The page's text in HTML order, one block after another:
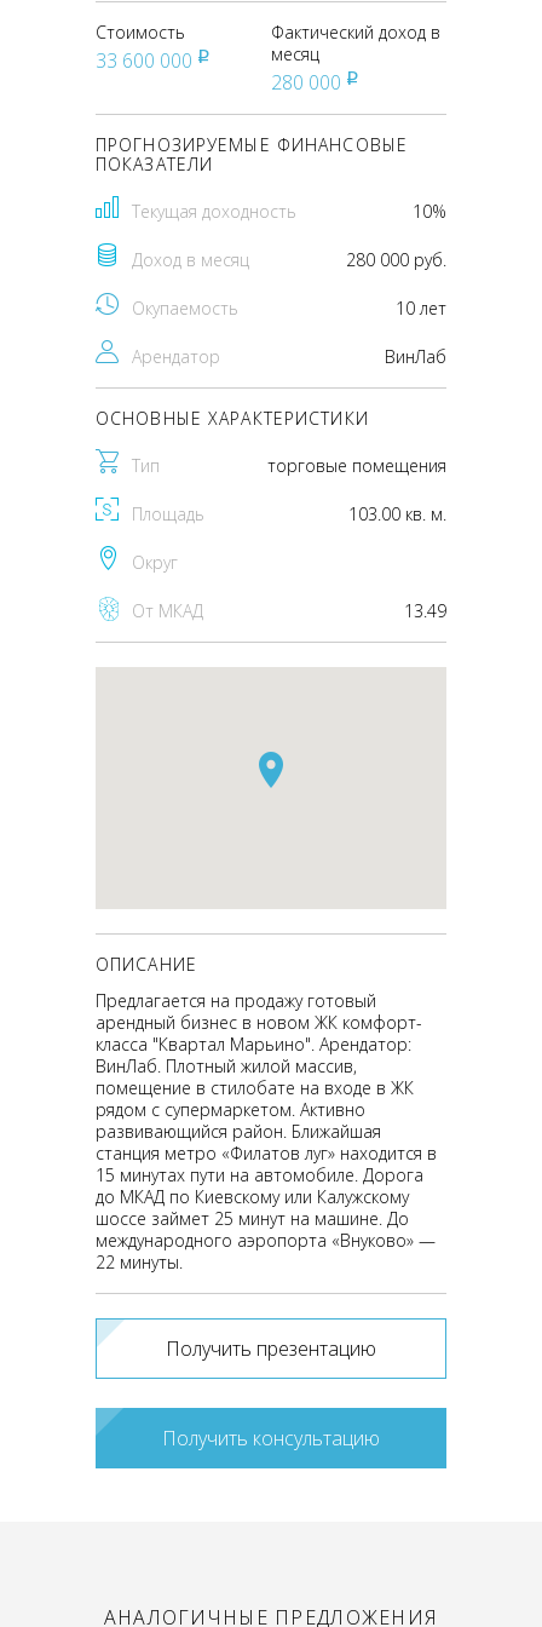
Стоимость
33 600 000 pуб
Фактический доход в
месяц
280 000 pуб
ПРОГНОЗИРУЕМЫЕ ФИНАНСОВЫЕ
ПОКАЗАТЕЛИ
Текущая доходность 10%
Доход в месяц 280 000 руб.
Окупаемость 10 лет
Арендатор ВинЛаб
ОСНОВНЫЕ ХАРАКТЕРИСТИКИ
Тип торговые помещения
Площадь 103.00 кв. м.
Округ
От МКАД 13.49
ОПИСАНИЕ
Предлагается на продажу готовый
арендный бизнес в новом ЖК комфорт-
класса "Квартал Марьино". Арендатор:
ВинЛаб. Плотный жилой массив,
помещение в стилобате на входе в ЖК
рядом с супермаркетом. Активно
развивающийся район. Ближайшая
станция метро «Филатов луг» находится в
15 минутах пути на автомобиле. Дорога
до МКАД по Киевскому или Калужскому
шоссе займет 25 минут на машине. До
международного аэропорта «Внуково» —
22 минуты.
Получить презентацию
Получить консультацию
АНАЛОГИЧНЫЕ ПРЕДЛОЖЕНИЯ